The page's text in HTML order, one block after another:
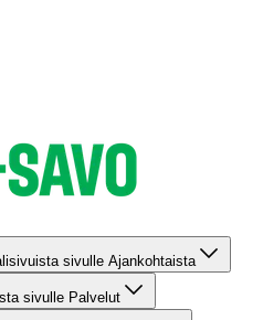
sivulle Ajankohtaista
sivulle Palvelut